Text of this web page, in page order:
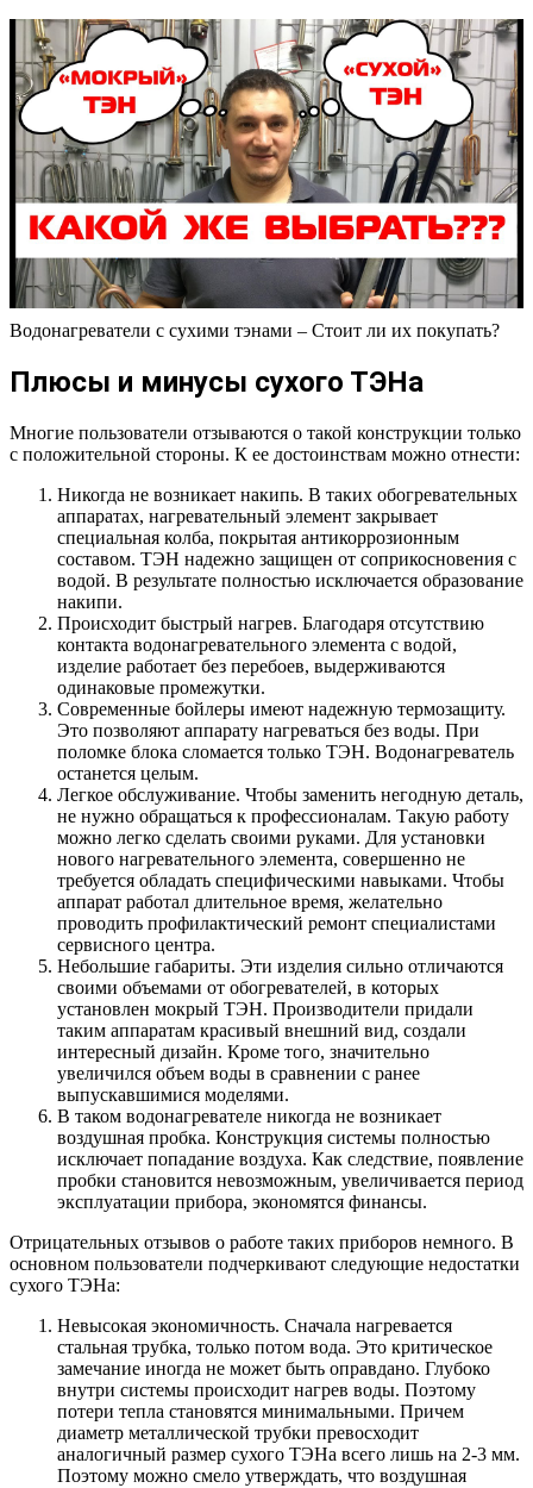
Водонагреватели с сухими тэнами – Стоит ли их покупать?
Плюсы и минусы сухого ТЭНа
Многие пользователи отзываются о такой конструкции только
с положительной стороны. К ее достоинствам можно отнести:
Никогда не возникает накипь. В таких обогревательных
аппаратах, нагревательный элемент закрывает
специальная колба, покрытая антикоррозионным
составом. ТЭН надежно защищен от соприкосновения с
водой. В результате полностью исключается образование
накипи.
Происходит быстрый нагрев. Благодаря отсутствию
контакта водонагревательного элемента с водой,
изделие работает без перебоев, выдерживаются
одинаковые промежутки.
Современные бойлеры имеют надежную термозащиту.
Это позволяют аппарату нагреваться без воды. При
поломке блока сломается только ТЭН. Водонагреватель
останется целым.
Легкое обслуживание. Чтобы заменить негодную деталь,
не нужно обращаться к профессионалам. Такую работу
можно легко сделать своими руками. Для установки
нового нагревательного элемента, совершенно не
требуется обладать специфическими навыками. Чтобы
аппарат работал длительное время, желательно
проводить профилактический ремонт специалистами
сервисного центра.
Небольшие габариты. Эти изделия сильно отличаются
своими объемами от обогревателей, в которых
установлен мокрый ТЭН. Производители придали
таким аппаратам красивый внешний вид, создали
интересный дизайн. Кроме того, значительно
увеличился объем воды в сравнении с ранее
выпускавшимися моделями.
В таком водонагревателе никогда не возникает
воздушная пробка. Конструкция системы полностью
исключает попадание воздуха. Как следствие, появление
пробки становится невозможным, увеличивается период
эксплуатации прибора, экономятся финансы.
Отрицательных отзывов о работе таких приборов немного. В
основном пользователи подчеркивают следующие недостатки
сухого ТЭНа:
Невысокая экономичность. Сначала нагревается
стальная трубка, только потом вода. Это критическое
замечание иногда не может быть оправдано. Глубоко
внутри системы происходит нагрев воды. Поэтому
потери тепла становятся минимальными. Причем
диаметр металлической трубки превосходит
аналогичный размер сухого ТЭНа всего лишь на 2-3 мм.
Поэтому можно смело утверждать, что воздушная